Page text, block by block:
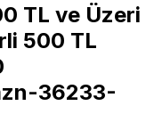
TL ve Üzeri
500 TL
36233-